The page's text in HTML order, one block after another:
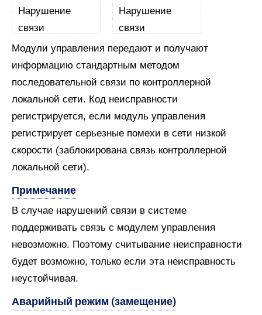
Модули управления передают и получают
информацию стандартным методом
последовательной связи по контроллерной
локальной сети. Код неисправности
регистрируется, если модуль управления
регистрирует серьезные помехи в сети низкой
скорости (заблокирована связь контроллерной
локальной сети).
Примечание
В случае нарушений связи в системе
поддерживать связь с модулем управления
невозможно. Поэтому считывание неисправности
будет возможно, только если эта неисправность
неустойчивая.
Аварийный режим (замещение)